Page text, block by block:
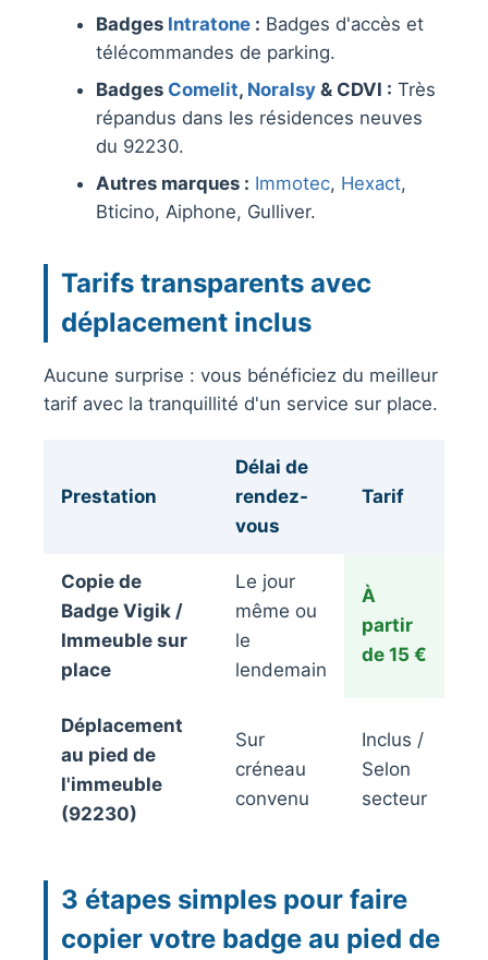
Badges Intratone: Badges d'accès et
télécommandes de parking.
Badges Comelit, Noralsy& CDVI : Très
répandus dans les résidences neuves
du 92230.
Autres marques : Immotec, Hexact,
Bticino, Aiphone, Gulliver.
Tarifs transparents avec
déplacement inclus
Aucune surprise : vous bénéficiez du meilleur
tarif avec la tranquillité d'un service sur place.
Prestation
Délai de
rendez-
vous
Tarif
Copie de
Badge Vigik /
Immeuble sur
place
Le jour
même ou
le
lendemain
À
partir
de 15 €
Déplacement
au pied de
l'immeuble
(92230)
Sur
créneau
convenu
Inclus /
Selon
secteur
3 étapes simples pour faire
copier votre badge au pied de